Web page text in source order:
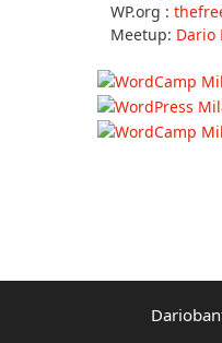
WP.org :
Meetup: Dario